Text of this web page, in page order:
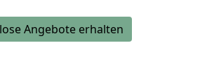
Angebote erhalten